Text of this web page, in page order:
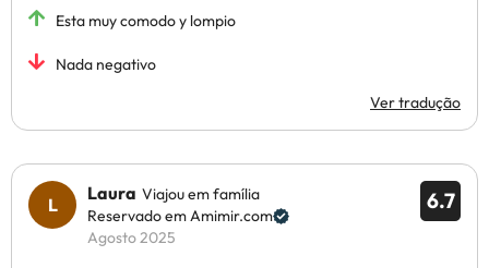
Esta muy comodo y lompio
Nada negativo
Ver tradução
6.7
Laura Viajou em família
Reservado em Amimir.com
Agosto 2025